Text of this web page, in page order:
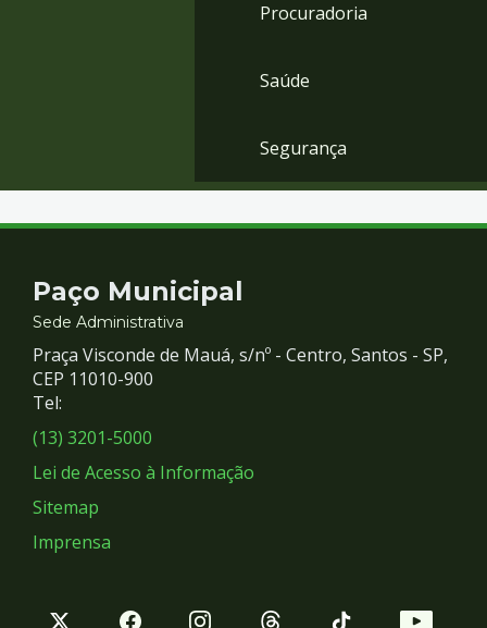
Procuradoria
Saúde
Segurança
Contato
e
Redes
Sociais
Paço Municipal
Sede Administrativa
Praça Visconde de Mauá, s/nº - Centro, Santos - SP,
CEP 11010-900
Tel:
(13) 3201-5000
Lei de Acesso à Informação
Sitemap
Imprensa